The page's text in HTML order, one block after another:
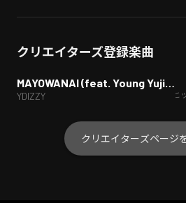
クリエイターズ登録楽曲
YDIZZY
ヒ
クリエイターズページ